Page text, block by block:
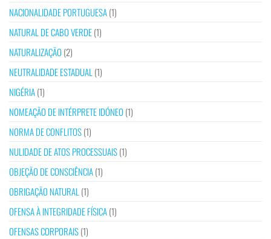
NACIONALIDADE PORTUGUESA(1)
NATURAL DE CABO VERDE(1)
NATURALIZAÇÃO (2)
NEUTRALIDADE ESTADUAL (1)
NIGÉRIA(1)
NOMEAÇÃO DE INTÉRPRETE IDÓNEO (1)
NORMA DE CONFLITOS(1)
NULIDADE DE ATOS PROCESSUAIS(1)
OBJEÇÃO DE CONSCIÊNCIA(1)
OBRIGAÇÃO NATURAL (1)
OFENSA À INTEGRIDADE FÍSICA(1)
OFENSAS CORPORAIS(1)